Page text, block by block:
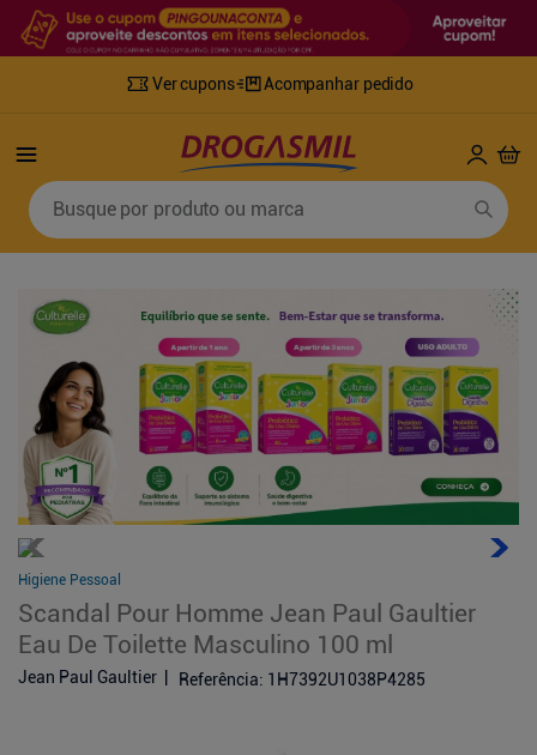
Ver cupons Acompanhar pedido
Busque por produto ou marca
Higiene Pessoal
Scandal Pour Homme Jean Paul Gaultier
Eau De Toilette Masculino 100 ml
Jean Paul Gaultier Referência: 1H7392U1038P4285
Termos mais buscados
3º
retinol
fralda geriatrica
5º mounjaro
8
º
tylenol
fralda xg
10º shampoo